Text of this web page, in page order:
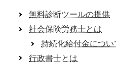
無料診断ツールの提供
社会保険労務士とは
持続化給付金につい
行政書士とは